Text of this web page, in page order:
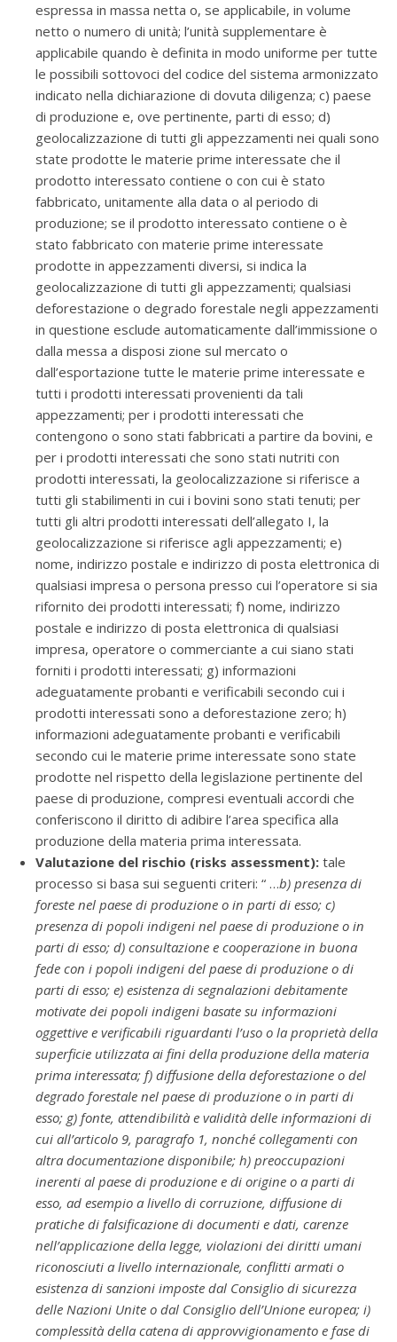
espressa in massa netta o, se applicabile, in volume
netto o numero di unità; l’unità supplementare è
applicabile quando è definita in modo uniforme per tutte
le possibili sottovoci del codice del sistema armonizzato
indicato nella dichiarazione di dovuta diligenza; c) paese
di produzione e, ove pertinente, parti di esso; d)
geolocalizzazione di tutti gli appezzamenti nei quali sono
state prodotte le materie prime interessate che il
prodotto interessato contiene o con cui è stato
fabbricato, unitamente alla data o al periodo di
produzione; se il prodotto interessato contiene o è
stato fabbricato con materie prime interessate
prodotte in appezzamenti diversi, si indica la
geolocalizzazione di tutti gli appezzamenti; qualsiasi
deforestazione o degrado forestale negli appezzamenti
in questione esclude automaticamente dall’immissione o
dalla messa a disposi zione sul mercato o
dall’esportazione tutte le materie prime interessate e
tutti i prodotti interessati provenienti da tali
appezzamenti; per i prodotti interessati che
contengono o sono stati fabbricati a partire da bovini, e
per i prodotti interessati che sono stati nutriti con
prodotti interessati, la geolocalizzazione si riferisce a
tutti gli stabilimenti in cui i bovini sono stati tenuti; per
tutti gli altri prodotti interessati dell’allegato I, la
geolocalizzazione si riferisce agli appezzamenti; e)
nome, indirizzo postale e indirizzo di posta elettronica di
qualsiasi impresa o persona presso cui l’operatore si sia
rifornito dei prodotti interessati; f) nome, indirizzo
postale e indirizzo di posta elettronica di qualsiasi
impresa, operatore o commerciante a cui siano stati
forniti i prodotti interessati; g) informazioni
adeguatamente probanti e verificabili secondo cui i
prodotti interessati sono a deforestazione zero; h)
informazioni adeguatamente probanti e verificabili
secondo cui le materie prime interessate sono state
prodotte nel rispetto della legislazione pertinente del
paese di produzione, compresi eventuali accordi che
conferiscono il diritto di adibire l’area specifica alla
produzione della materia prima interessata.
Valutazione del rischio (risks assessment): tale
processo si basa sui seguenti criteri: “ …b) presenza di
foreste nel paese di produzione o in parti di esso; c)
presenza di popoli indigeni nel paese di produzione o in
parti di esso; d) consultazione e cooperazione in buona
fede con i popoli indigeni del paese di produzione o di
parti di esso; e) esistenza di segnalazioni debitamente
motivate dei popoli indigeni basate su informazioni
oggettive e verificabili riguardanti l’uso o la proprietà della
superficie utilizzata ai fini della produzione della materia
prima interessata; f) diffusione della deforestazione o del
degrado forestale nel paese di produzione o in parti di
esso; g) fonte, attendibilità e validità delle informazioni di
cui all’articolo 9, paragrafo 1, nonché collegamenti con
altra documentazione disponibile; h) preoccupazioni
inerenti al paese di produzione e di origine o a parti di
esso, ad esempio a livello di corruzione, diffusione di
pratiche di falsificazione di documenti e dati, carenze
nell’applicazione della legge, violazioni dei diritti umani
riconosciuti a livello internazionale, conflitti armati o
esistenza di sanzioni imposte dal Consiglio di sicurezza
delle Nazioni Unite o dal Consiglio dell’Unione europea; i)
complessità della catena di approvvigionamento e fase di